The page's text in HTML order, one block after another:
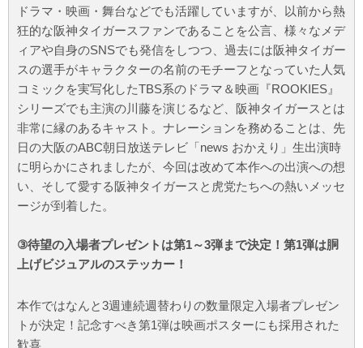
ドラマ・映画・舞台などでも活躍していますが、以前から熱
狂的な阪神タイガースファンであることを公言、様々なメデ
ィアや自身のSNSでも発信をしつつ、過去には阪神タイガー
スの選手がキャラクターの名前のモチーフとなっていた人気
コミックを実写化したTBS系のドラマ＆映画『ROOKIES』
シリーズでも主演の川藤を演じるなど、阪神タイガースとは
非常に縁のあるキャスト。ナレーションを務めることは、先
日の大阪のABC朝日放送テレビ「news おかえり」生出演時
に明らかにされましたが、今回は改めて本作への出演への想
い、そして愛する阪神タイガースと虎党たちへの熱いメッセ
ージが到着した。
③待望の入場者プレゼントは第1～3弾まで決定！第1弾は胴
上げビジュアルのステッカー！
本作ではなんと3週連続週替わりの数量限定入場者プレゼン
トが決定！記念すべき第1弾は映画ポスターにも採用された
歓喜